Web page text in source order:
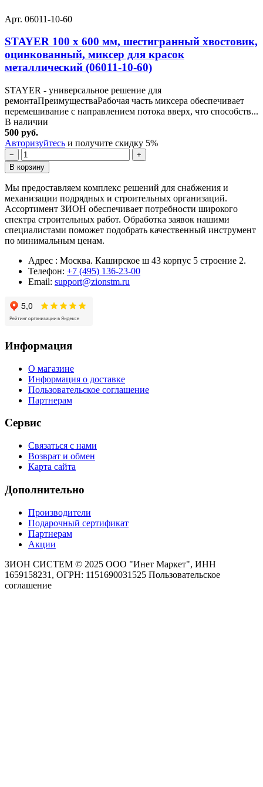
Арт. 06011-10-60
STAYER 100 х 600 мм, шестигранный хвостовик,
оцинкованный, миксер для красок
металлический (06011-10-60)
STAYER - универсальное решение для
ремонтаПреимуществаРабочая часть миксера обеспечивает
перемешивание с направлением потока вверх, что способств...
В наличии
500 руб.
Авторизуйтесь и получите скидку 5%
−
+
В корзину
Мы предоставляем комплекс решений для снабжения и
механизации подрядных и строительных организаций.
Ассортимент ЗИОН обеспечивает потребности широкого
спектра строительных работ. Обработка заявок нашими
специалистами поможет подобрать качественный инструмент
по минимальным ценам.
Адрес : Москва. Каширское ш 43 корпус 5 строение 2.
Телефон: +7 (495) 136-23-00
Email: support@zionstm.ru
Информация
О магазине
Информация о доставке
Пользовательское соглашение
Партнерам
Сервис
Связаться с нами
Возврат и обмен
Карта сайта
Дополнительно
Производители
Подарочный сертификат
Партнерам
Акции
ЗИОН СИСТЕМ © 2025 ООО "Инет Маркет", ИНН
1659158231, ОГРН: 1151690031525 Пользовательское
соглашение